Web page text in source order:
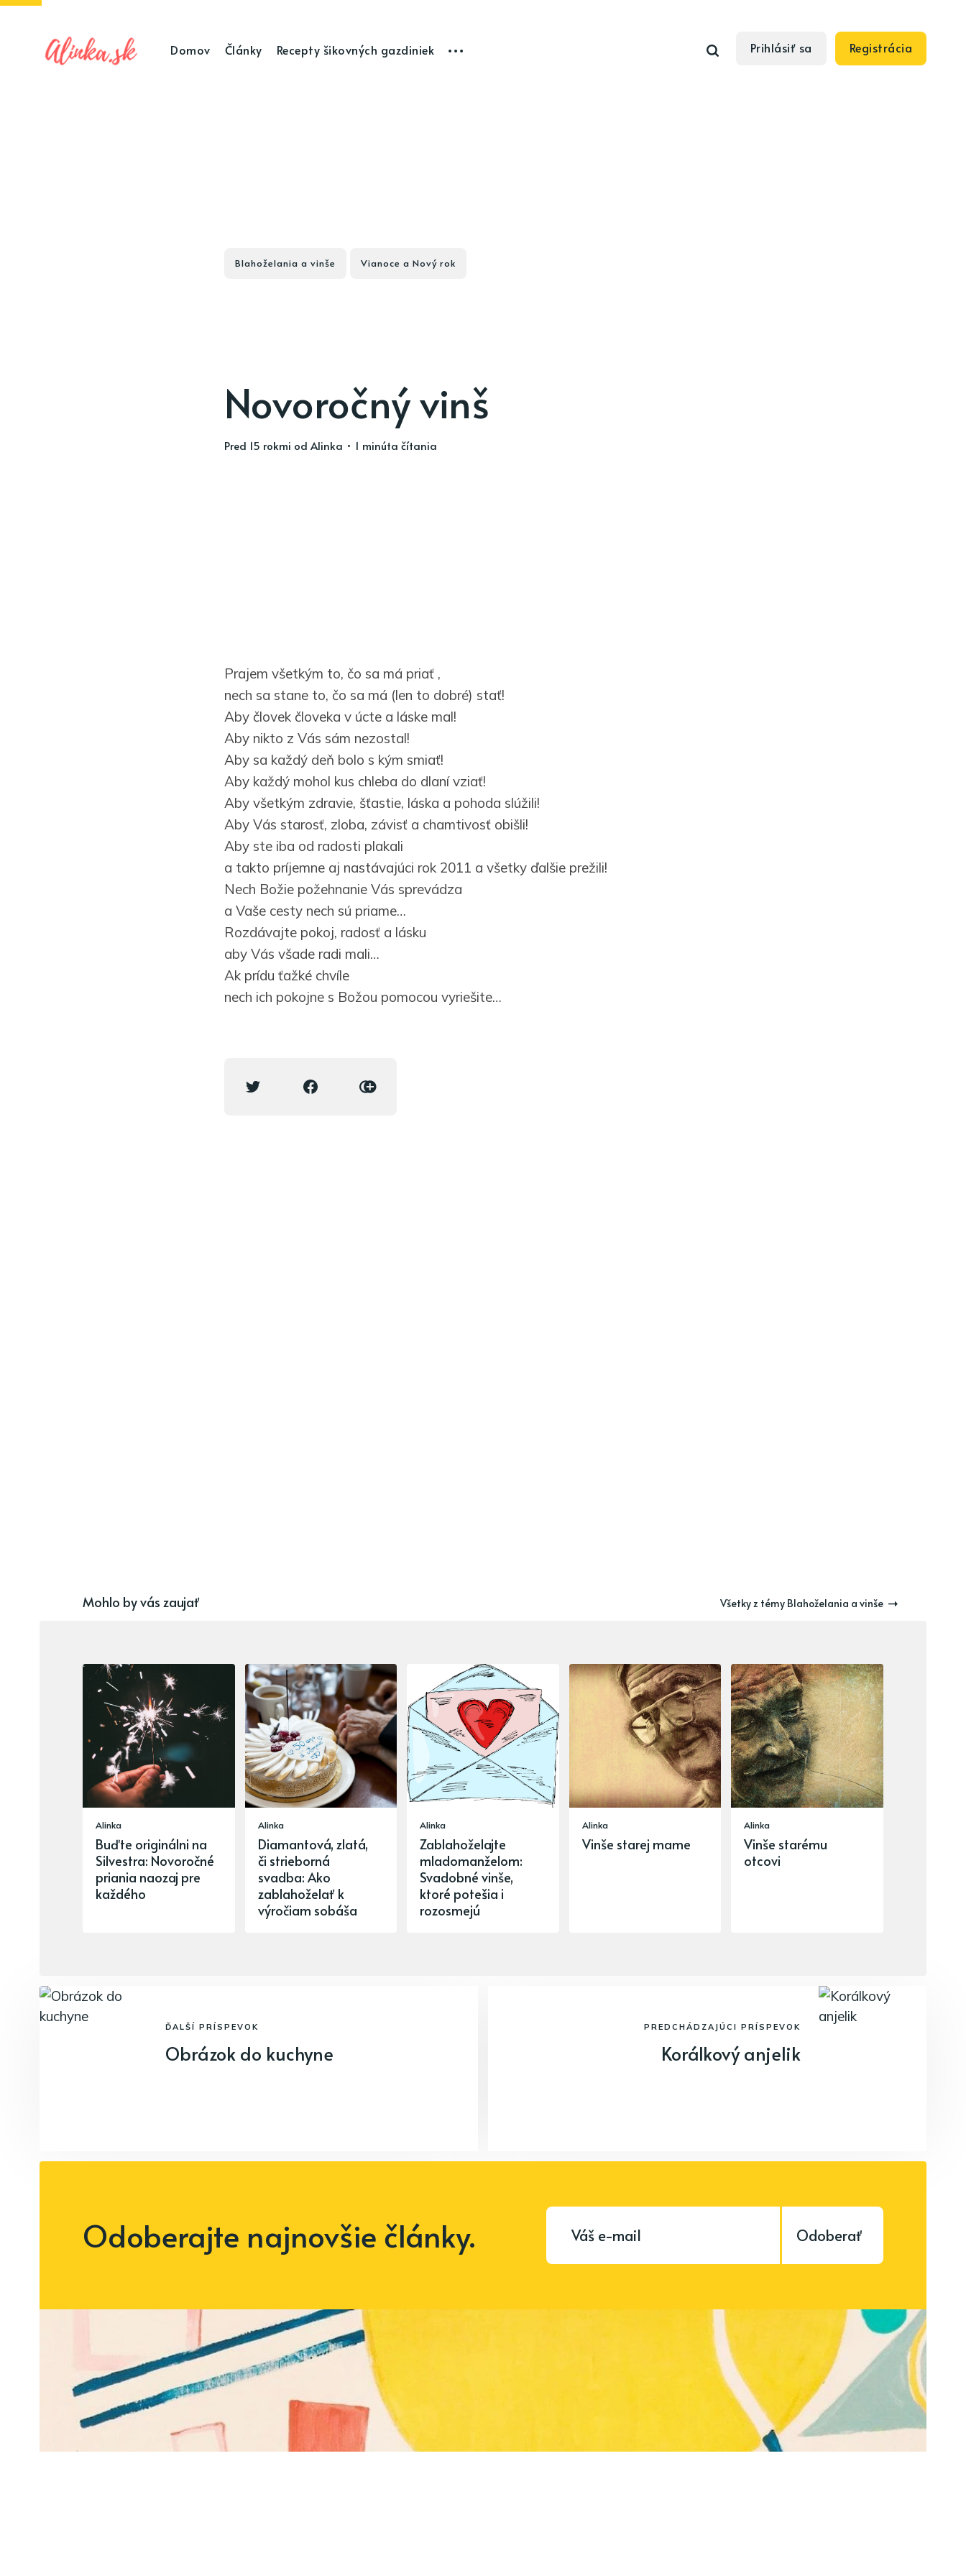
Domov Články Recepty šikovných gazdiniek Prihlásiť sa Registrácia
Blahoželania a vinše Vianoce a Nový rok
Novoročný vinš
pred 15 rokmi od Alinka • 1 minúta čítania
Prajem všetkým to, čo sa má priať ,
nech sa stane to, čo sa má (len to dobré) stať!
Aby človek človeka v úcte a láske mal!
Aby nikto z Vás sám nezostal!
Aby sa každý deň bolo s kým smiať!
Aby každý mohol kus chleba do dlaní vziať!
Aby všetkým zdravie, šťastie, láska a pohoda slúžili!
Aby Vás starosť, zloba, závisť a chamtivosť obišli!
Aby ste iba od radosti plakali
a takto príjemne aj nastávajúci rok 2011 a všetky ďalšie prežili!
Nech Božie požehnanie Vás sprevádza
a Vaše cesty nech sú priame…
Rozdávajte pokoj, radosť a lásku
aby Vás všade radi mali…
Ak prídu ťažké chvíle
nech ich pokojne s Božou pomocou vyriešite…
Mohlo by vás zaujať Všetky z témy Blahoželania a vinše
Alinka
Buďte originálni na
Silvestra: Novoročné
priania naozaj pre
každého
Alinka
Diamantová, zlatá,
či strieborná
svadba: Ako
zablahoželať k
výročiam sobáša
Alinka
Zablahoželajte
mladomanželom:
Svadobné vinše,
ktoré potešia i
rozosmejú
Alinka
Vinše starej mame
Alinka
Vinše starému
otcovi
ĎALŠÍ PRÍSPEVOK
Obrázok do kuchyne
PREDCHÁDZAJÚCI PRÍSPEVOK
Korálkový anjelik
Odoberajte najnovšie články. Odoberať